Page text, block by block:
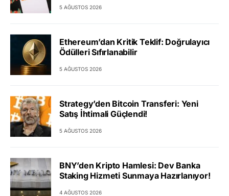
5 AĞUSTOS 2026
Ethereum’dan Kritik Teklif: Doğrulayıcı
Ödülleri Sıfırlanabilir
5 AĞUSTOS 2026
Strategy’den Bitcoin Transferi: Yeni
Satış İhtimali Güçlendi!
5 AĞUSTOS 2026
BNY’den Kripto Hamlesi: Dev Banka
Staking Hizmeti Sunmaya Hazırlanıyor!
4 AĞUSTOS 2026